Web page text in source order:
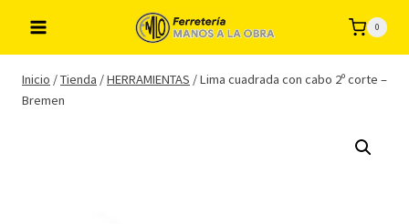
contenido
0
Inicio /Tienda /HERRAMIENTAS /Lima cuadrada con cabo 2º corte –
Bremen